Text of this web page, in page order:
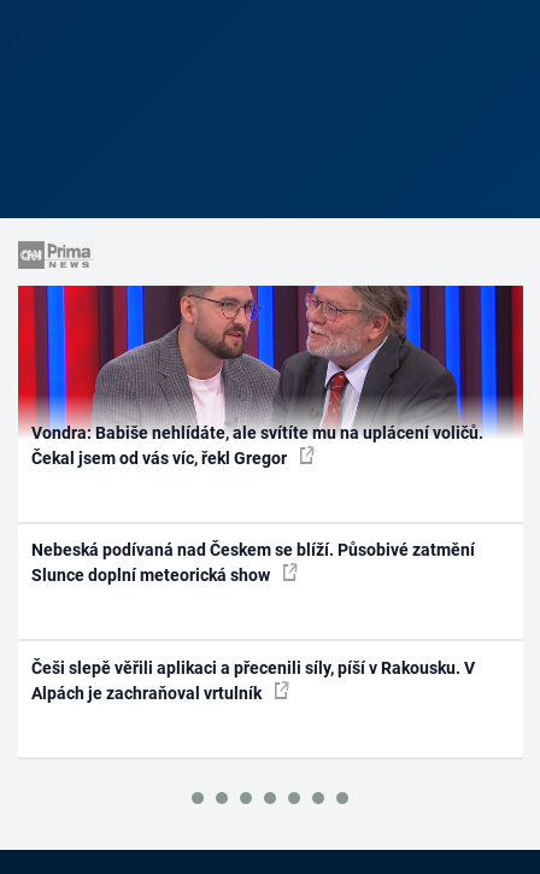
Vondra: Babiše nehlídáte, ale svítíte mu na uplácení voličů.
Čekal jsem od vás víc, řekl Gregor
Nebeská podívaná nad Českem se blíží. Působivé zatmění
Slunce doplní meteorická show
Češi slepě věřili aplikaci a přecenili síly, píší v Rakousku. V
Alpách je zachraňoval vrtulník